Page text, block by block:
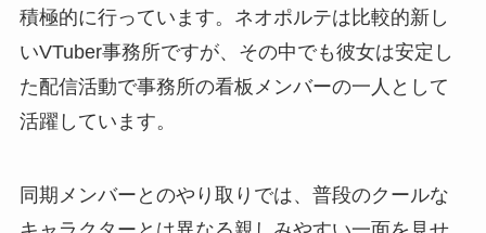
積極的に行っています。ネオポルテは比較的新し
いVTuber事務所ですが、その中でも彼女は安定し
た配信活動で事務所の看板メンバーの一人として
活躍しています。
同期メンバーとのやり取りでは、普段のクールな